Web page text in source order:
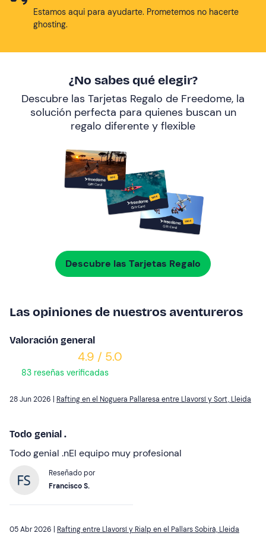
Estamos aqui para ayudarte. Prometemos no hacerte
ghosting.
¿No sabes qué elegir?
Descubre las Tarjetas Regalo de Freedome, la
solución perfecta para quienes buscan un
regalo diferente y flexible
Descubre las Tarjetas Regalo
Las opiniones de nuestros aventureros
Valoración general
4.9 / 5.0
83 reseñas verificadas
28 Jun 2026 | Rafting en el Noguera Pallaresa entre Llavorsí y Sort, Lleida
Todo genial .
Todo genial .nEl equipo muy profesional
Reseñado por
Francisco S.
05 Abr 2026 | Rafting entre Llavorsí y Rialp en el Pallars Sobirà, Lleida